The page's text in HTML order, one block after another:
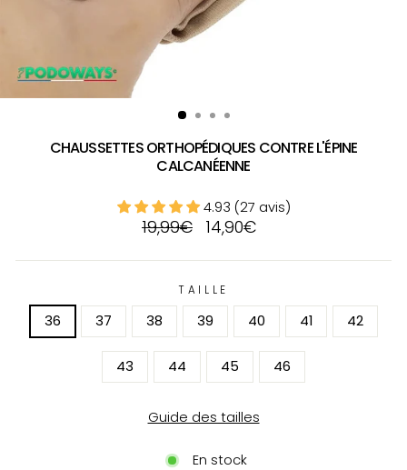
CHAUSSETTES ORTHOPÉDIQUES CONTRE L'ÉPINE
CALCANÉENNE
4.93 (27 avis)
Prix
régulier
19,99€
Prix
réduit
14,90€
TAILLE
36 37 38 39 40 41 42
43 44 45 46
Guide des tailles
En stock